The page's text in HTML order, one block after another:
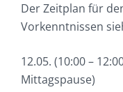
Der Zeitplan für
Vorkenntnissen
12.05. (10:00 –
Mittagspause)